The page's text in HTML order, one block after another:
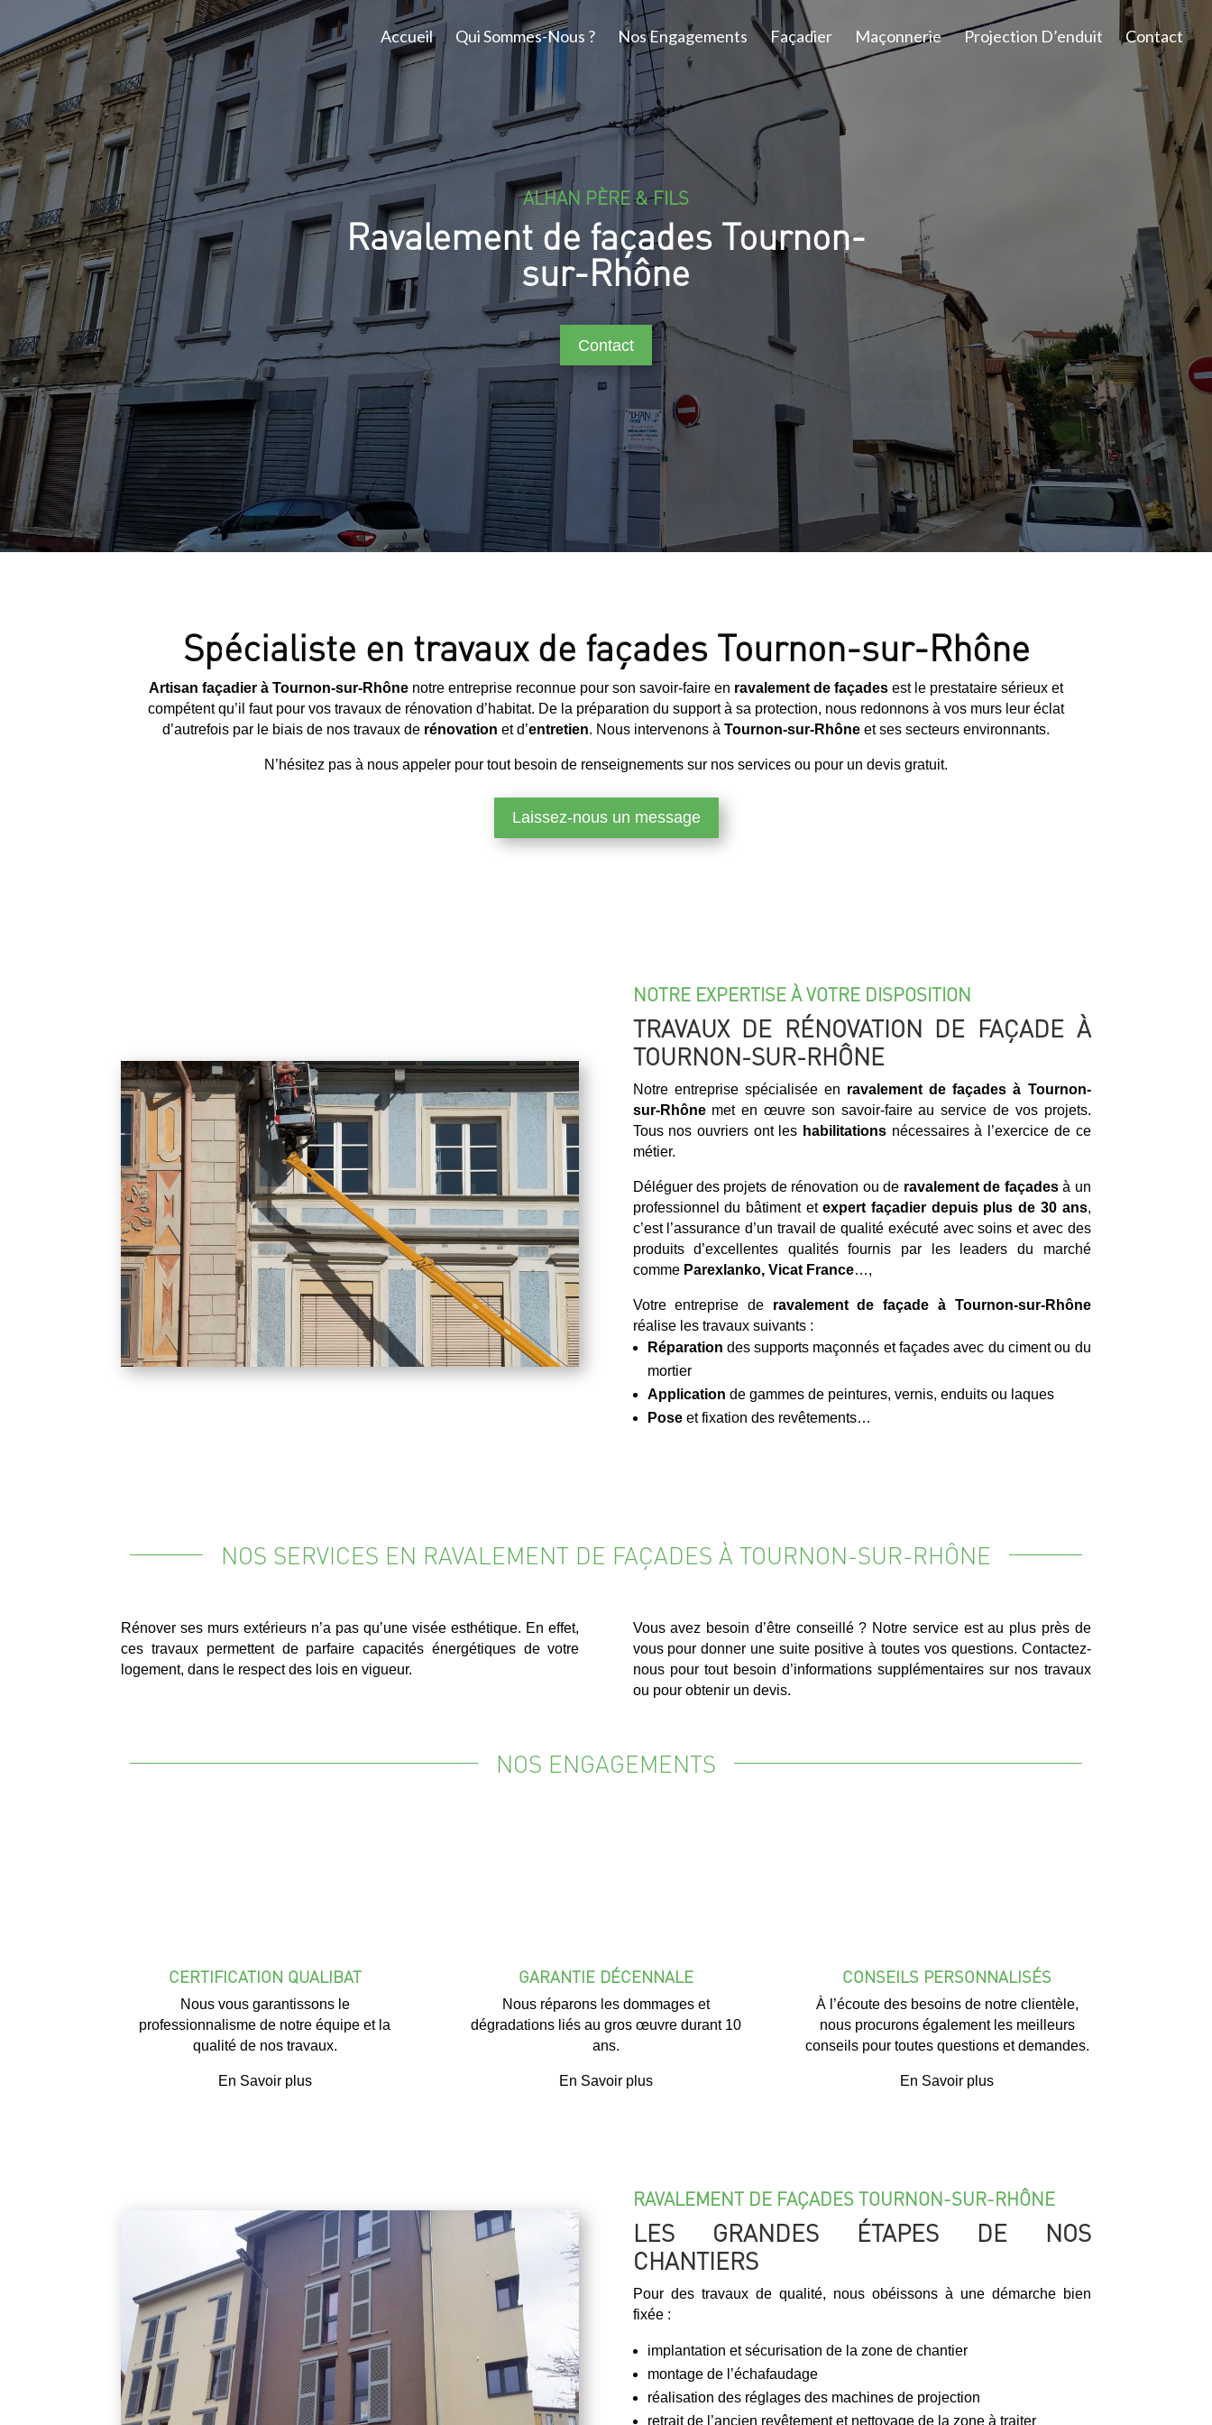
Accueil Qui Sommes-Nous ? Nos Engagements Façadier Maçonnerie Projection D’enduit Contact
ALHAN PÈRE & FILS
Ravalement de façades Tournon-
sur-Rhône
Contact
Spécialiste en travaux de façades Tournon-sur-Rhône
Artisan façadier à Tournon-sur-Rhône notre entreprise reconnue pour son savoir-faire en ravalement de façades est le prestataire sérieux et
compétent qu’il faut pour vos travaux de rénovation d’habitat. De la préparation du support à sa protection, nous redonnons à vos murs leur éclat
d’autrefois par le biais de nos travaux de rénovation et d’entretien. Nous intervenons à Tournon-sur-Rhône et ses secteurs environnants.
N’hésitez pas à nous appeler pour tout besoin de renseignements sur nos services ou pour un devis gratuit.
Laissez-nous un message
NOTRE EXPERTISE À VOTRE DISPOSITION
TRAVAUX DE RÉNOVATION DE FAÇADE À
TOURNON-SUR-RHÔNE
Notre entreprise spécialisée en ravalement de façades à Tournon-
sur-Rhônemet en œuvre son savoir-faire au service de vos projets.
Tous nos ouvriers ont les habilitations nécessaires à l’exercice de ce
métier.
Déléguer des projets de rénovation ou de ravalement de façadesà un
professionnel du bâtiment etexpert façadier depuis plus de 30 ans,
c’est l’assurance d’un travail de qualité exécuté avec soins et avec des
produits d’excellentes qualités fournis par les leaders du marché
comme Parexlanko, Vicat France…,
Votre entreprise de ravalement de façade à Tournon-sur-Rhône
réalise les travaux suivants :
Réparation des supports maçonnés et façades avec du ciment ou du
mortier
Application de gammes de peintures, vernis, enduits ou laques
Poseet fixation des revêtements…
NOS SERVICES EN RAVALEMENT DE FAÇADES À TOURNON-SUR-RHÔNE
Rénover ses murs extérieurs n’a pas qu’une visée esthétique. En effet,
ces travaux permettent de parfaire capacités énergétiques de votre
logement, dans le respect des lois en vigueur.
Vous avez besoin d’être conseillé ? Notre service est au plus près de
vous pour donner une suite positive à toutes vos questions. Contactez-
nous pour tout besoin d’informations supplémentaires sur nos travaux
ou pour obtenir un devis.
NOS ENGAGEMENTS
CERTIFICATION QUALIBAT
Nous vous garantissons le
professionnalisme de notre équipe et la
qualité de nos travaux.
En Savoir plus
GARANTIE DÉCENNALE
Nous réparons les dommages et
dégradations liés au gros œuvre durant 10
ans.
En Savoir plus
CONSEILS PERSONNALISÉS
À l’écoute des besoins de notre clientèle,
nous procurons également les meilleurs
conseils pour toutes questions et demandes.
En Savoir plus
RAVALEMENT DE FAÇADES TOURNON-SUR-RHÔNE
LES GRANDES ÉTAPES DE NOS
CHANTIERS
Pour des travaux de qualité, nous obéissons à une démarche bien
fixée :
implantation et sécurisation de la zone de chantier
montage de l’échafaudage
réalisation des réglages des machines de projection
retrait de l’ancien revêtement et nettoyage de la zone à traiter